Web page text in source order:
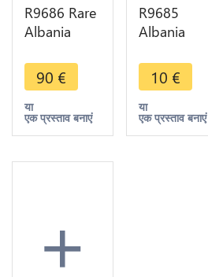
R9686 Rare
Albania
0.05 Lek
Vittorio
Emanuele III
Double
Forgery
90 €
या
एक प्रस्ताव बनाएं
R9685
Albania
Vittorio
Emanuele III
Italian
Occupation
10 €
या
एक प्रस्ताव बनाएं
+